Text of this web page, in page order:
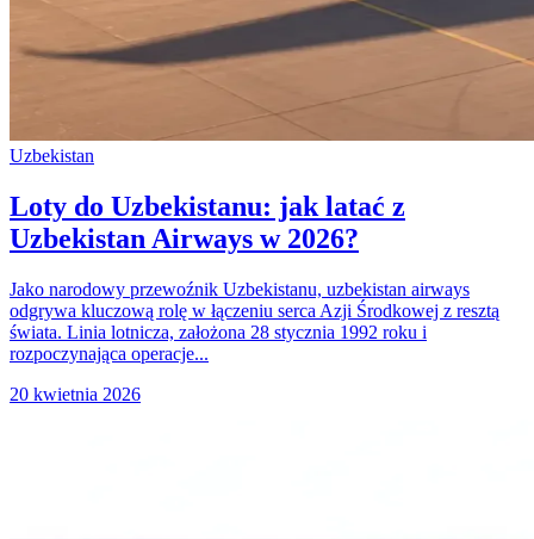
Uzbekistan
Loty do Uzbekistanu: jak latać z
Uzbekistan Airways w 2026?
Jako narodowy przewoźnik Uzbekistanu, uzbekistan airways
odgrywa kluczową rolę w łączeniu serca Azji Środkowej z resztą
świata. Linia lotnicza, założona 28 stycznia 1992 roku i
rozpoczynająca operacje...
20 kwietnia 2026